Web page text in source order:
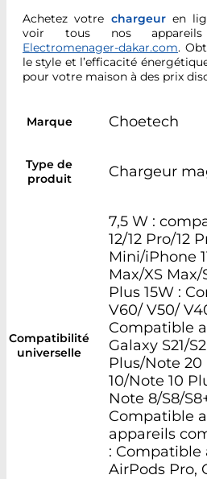
Achetez votre chargeuren
voir tous nos appareils
Electromenager-dakar.com.
le style et l’efficacité
pour votre maison à des prix
Marque Choetech
Type de
produit
Chargeur
Compatibilité
universelle
7,5 W :
12/12 Pro/12
Mini/iPhone
Max/XS Max/
Plus 15W :
V60/ V50/
Compatible
Galaxy S21/
Plus/Note
10/Note 10
Note 8/S8/
Compatible
appareils
: Compatible
AirPods Pro,